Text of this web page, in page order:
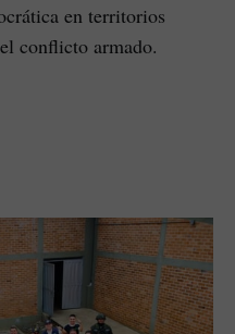
en territorios
conflicto armado.